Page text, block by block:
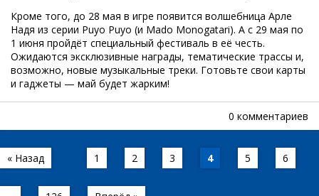
Кроме того, до 28 мая в игре появится волшебница Арле
Надя из серии Puyo Puyo (и Mado Monogatari). А с 29 мая по
1 июня пройдёт специальный фестиваль в её честь.
Ожидаются эксклюзивные награды, тематические трассы и,
возможно, новые музыкальные треки. Готовьте свои карты
и гаджеты — май будет жарким!
0 комментариев
« Назад 1 2 3 4 5 6